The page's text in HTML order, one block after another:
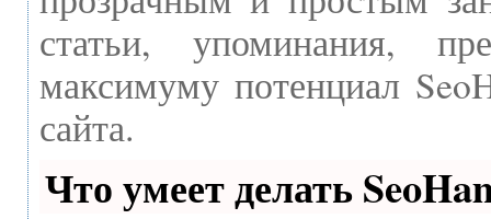
статьи, упоминания,
максимуму потенциал
сайта.
Что умеет делать